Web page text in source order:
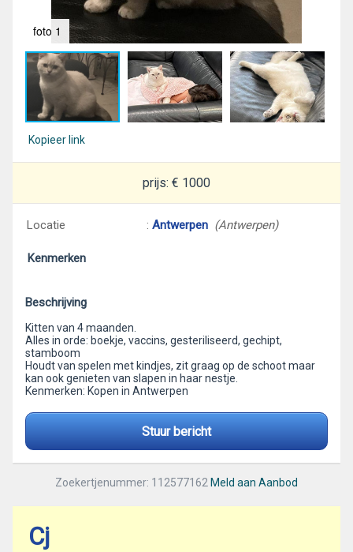
foto 1
Kopieer link
prijs: € 1000
Locatie : Antwerpen (Antwerpen)
Kenmerken
Beschrijving
Kitten van 4 maanden.
Alles in orde: boekje, vaccins, gesteriliseerd, gechipt,
stamboom
Houdt van spelen met kindjes, zit graag op de schoot maar
kan ook genieten van slapen in haar nestje.
Kenmerken: Kopen in Antwerpen
Stuur bericht
Zoekertjenummer: 112577162 Meld aan Aanbod
Cj